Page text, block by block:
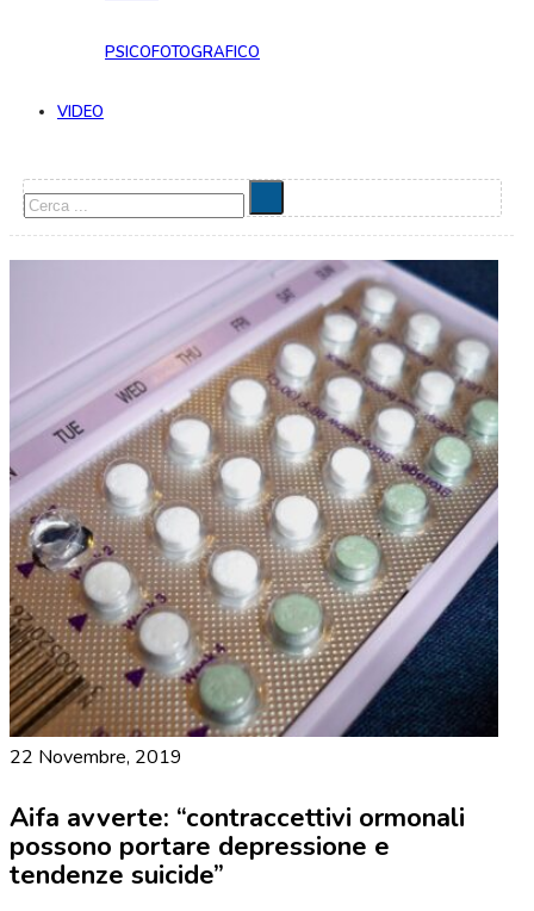
PSICOFOTOGRAFICO
VIDEO
Cerca
22 Novembre, 2019
Aifa avverte: “contraccettivi ormonali
possono portare depressione e
tendenze suicide”